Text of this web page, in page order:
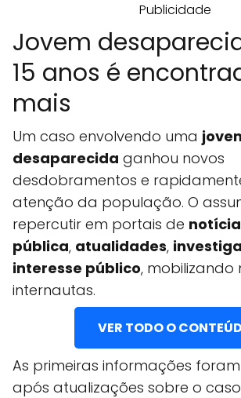
Publicidade
Jovem
15 anos é
mais
Um caso envolvendo uma
desaparecida ganhou novos
desdobramentos e
atenção da população. O
repercutir em portais de
pública, atualidades,
interesse público, mobilizando
internautas.
VER TODO O
As primeiras informações
após atualizações sobre o